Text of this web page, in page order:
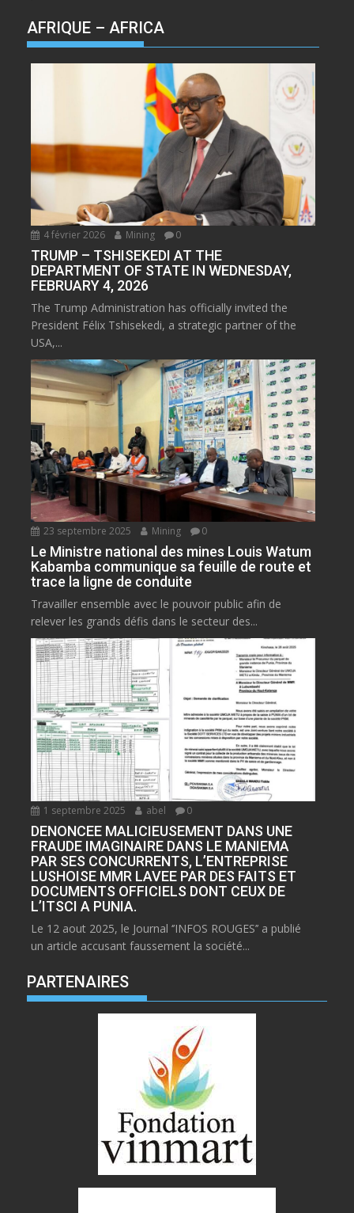
AFRIQUE – AFRICA
4 février 2026 Mining 0
TRUMP – TSHISEKEDI AT THE
DEPARTMENT OF STATE IN WEDNESDAY,
FEBRUARY 4, 2026
The Trump Administration has officially invited the
President Félix Tshisekedi, a strategic partner of the
USA,...
23 septembre 2025 Mining 0
Le Ministre national des mines Louis Watum
Kabamba communique sa feuille de route et
trace la ligne de conduite
Travailler ensemble avec le pouvoir public afin de
relever les grands défis dans le secteur des...
1 septembre 2025 abel 0
DENONCEE MALICIEUSEMENT DANS UNE
FRAUDE IMAGINAIRE DANS LE MANIEMA
PAR SES CONCURRENTS, L’ENTREPRISE
LUSHOISE MMR LAVEE PAR DES FAITS ET
DOCUMENTS OFFICIELS DONT CEUX DE
L’ITSCI A PUNIA.
Le 12 aout 2025, le Journal ‘’INFOS ROUGES’’ a publié
un article accusant faussement la société...
PARTENAIRES